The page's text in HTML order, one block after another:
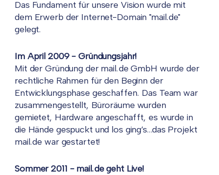
Das Fundament für unsere Vision wurde mit
dem Erwerb der Internet-Domain "mail.de"
gelegt.
Im April 2009 - Gründungsjahr!
Mit der Gründung der mail.de GmbH wurde der
rechtliche Rahmen für den Beginn der
Entwicklungsphase geschaffen. Das Team war
zusammengestellt, Büroräume wurden
gemietet, Hardware angeschafft, es wurde in
die Hände gespuckt und los ging’s…das Projekt
mail.de war gestartet!
Sommer 2011 - mail.de geht Live!